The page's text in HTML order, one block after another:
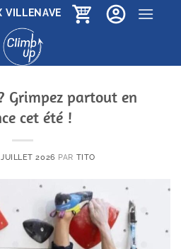
VILLENAVE
Grimpez partout en
cet été !
2026 PAR TITO